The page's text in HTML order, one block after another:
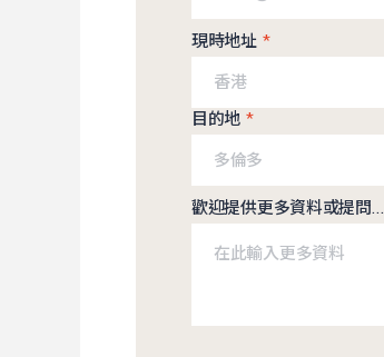
現時地址
目的地
歡迎提供更多資料或提問…